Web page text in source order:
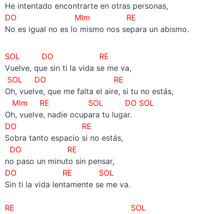
He intentado encontrarte en otras personas,
DO MIm RE
No es igual no es lo mismo nos separa un abismo.
SOL DO RE
Vuelve, que sin ti la vida se me va,
SOL DO RE
Oh, vuelve, que me falta el aire, si tu no estás,
MIm RE SOL DO SOL
Oh, vuelve, nadie ocupara tu lugar.
DO RE
Sobra tanto espacio si no estás,
DO RE
no paso un minuto sin pensar,
DO RE SOL
Sin ti la vida lentamente se me va.
RE SOL